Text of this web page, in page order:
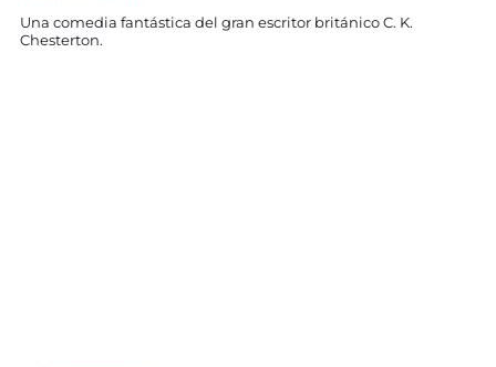
Una comedia fantástica del gran escritor británico C. K.
Chesterton.